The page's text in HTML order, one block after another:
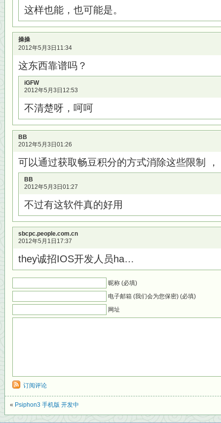
这样也能，也可能是。
操操
2012年5月3日11:34
这东西靠谱吗？
iGFW
2012年5月3日12:53
不清楚呀，呵呵
BB
2012年5月3日01:26
可以通过获取畅豆积分的方式消除这些限制
BB
2012年5月3日01:27
不过有这软件真的好用
sbcpc.people.com.cn
2012年5月1日17:37
they诚招IOS开发人员ha…
昵称 (必填)
电子邮箱 (我们会为您保密) (必填)
网址
订阅评论
« Psiphon3 手机版 开发中